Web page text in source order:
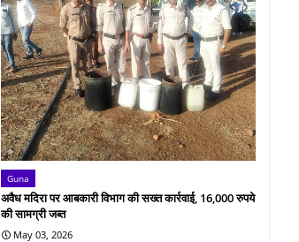
Guna
अवैध मदिरा पर आबकारी विभाग की सख्त कार्रवाई, 16,000 रुपये
की सामग्री जब्त
May 03, 2026